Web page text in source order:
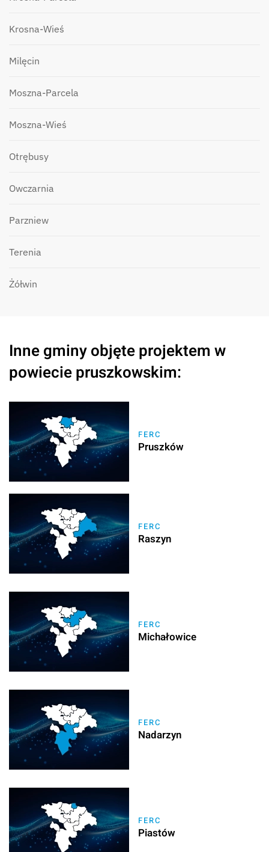
Krosna-Wieś
Milęcin
Moszna-Parcela
Moszna-Wieś
Otrębusy
Owczarnia
Parzniew
Terenia
Żółwin
Inne gminy objęte projektem w
powiecie pruszkowskim:
FERC
Pruszków
FERC
Raszyn
FERC
Michałowice
FERC
Nadarzyn
FERC
Piastów